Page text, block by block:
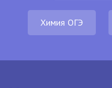
Химия ОГЭ